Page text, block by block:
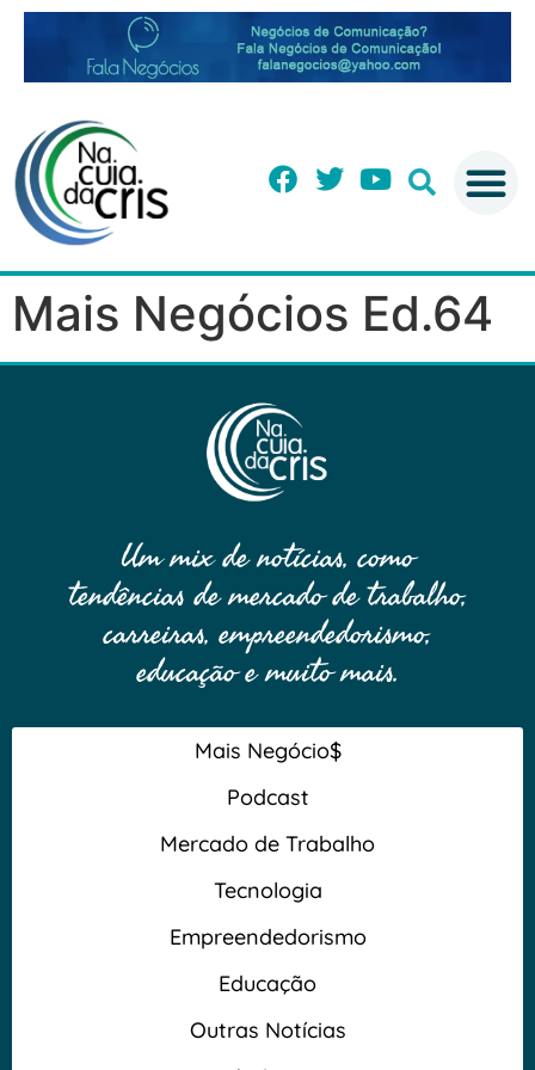
Mais Negócios Ed.64
Um mix de notícias, como
tendências de mercado de trabalho,
carreiras, empreendedorismo,
educação e muito mais.
Mais Negócio$
Podcast
Mercado de Trabalho
Tecnologia
Empreendedorismo
Educação
Outras Notícias